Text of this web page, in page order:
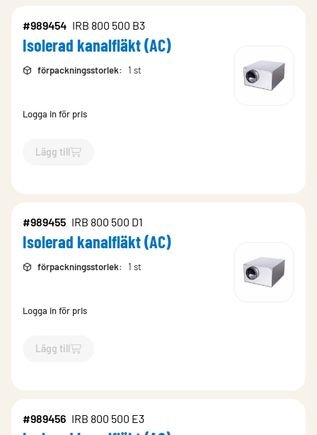
#989454 IRB 800 500 B3
Isolerad kanalfläkt (AC)
förpackningsstorlek: 1 st
Logga in för pris
Lägg till
`$Lägg till
#989455 IRB 800 500 D1
Isolerad kanalfläkt (AC)
förpackningsstorlek: 1 st
Logga in för pris
Lägg till
`$Lägg till
#989456 IRB 800 500 E3